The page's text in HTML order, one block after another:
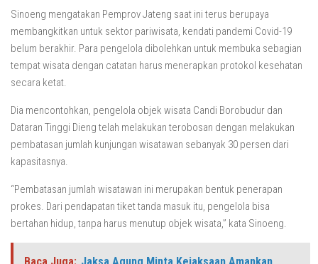
Sinoeng mengatakan Pemprov Jateng saat ini terus berupaya
membangkitkan untuk sektor pariwisata, kendati pandemi Covid-19
belum berakhir. Para pengelola dibolehkan untuk membuka sebagian
tempat wisata dengan catatan harus menerapkan protokol kesehatan
secara ketat.
Dia mencontohkan, pengelola objek wisata Candi Borobudur dan
Dataran Tinggi Dieng telah melakukan terobosan dengan melakukan
pembatasan jumlah kunjungan wisatawan sebanyak 30 persen dari
kapasitasnya.
“Pembatasan jumlah wisatawan ini merupakan bentuk penerapan
prokes. Dari pendapatan tiket tanda masuk itu, pengelola bisa
bertahan hidup, tanpa harus menutup objek wisata,” kata Sinoeng.